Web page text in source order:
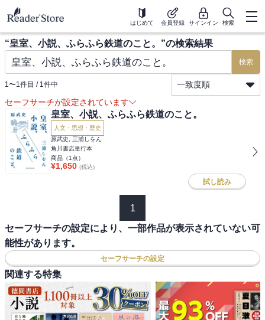
はじめて 会員登録 サインイン 検索
“皇室、小説、ふらふら鉄道のこと。 ”の検索結果
検索
1〜1件目 / 1件中
一致度順
セーフサーチが設定されています
皇室、小説、ふらふら鉄道のこと。
人文・思想・歴史
原武史, 三浦しをん
角川書店単行本
商品（1 点）
¥1,650 (税込)
試し読み
1
セーフサーチの設定により、一部作品が表示されていない可
能性があります。
セーフサーチの設定
関連する特集